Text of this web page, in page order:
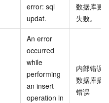
error: sql
updat.
数据库更
失败。
An error
occurred
while
performing
an insert
operation in
内部错误
数据库插
错误